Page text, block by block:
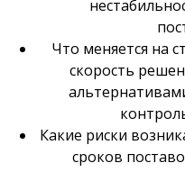
Что меняется на
скорость
Какие риски
сроков